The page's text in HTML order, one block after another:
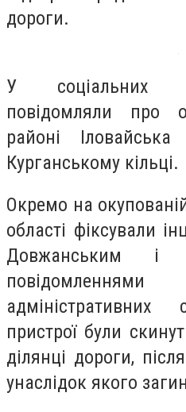
дороги.
У соціальних
повідомляли про
районі
Курганському кільці.
Окремо на
області фіксували
Довжанським і
адміністративних
пристрої були
ділянці дороги,
унаслідок якого